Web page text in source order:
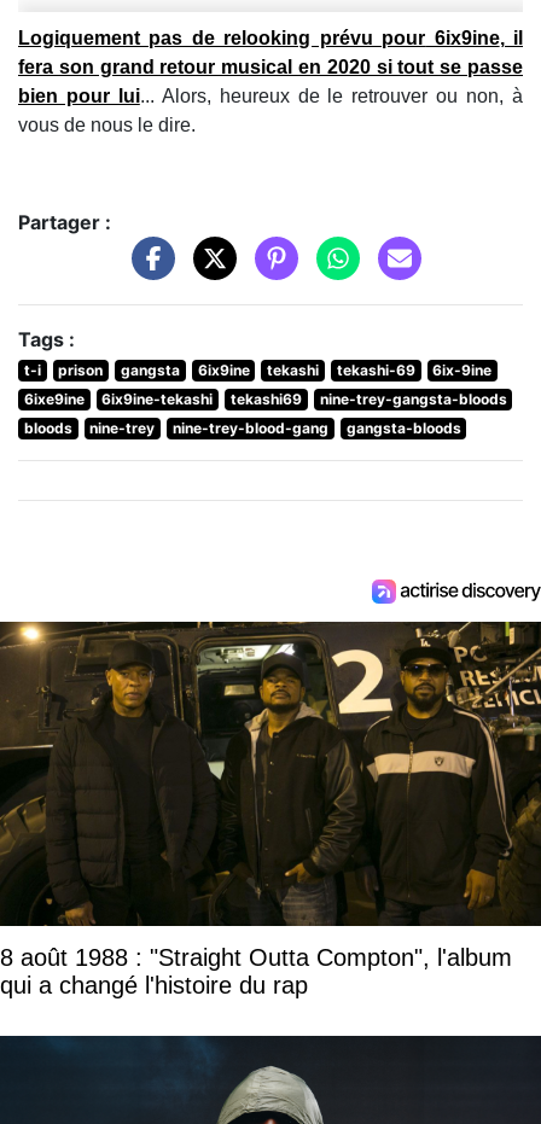
Logiquement pas de relooking prévu pour 6ix9ine, il
fera son grand retour musical en 2020 si tout se passe
bien pour lui... Alors, heureux de le retrouver ou non, à
vous de nous le dire.
Partager :
Tags :
t-i prison gangsta 6ix9ine tekashi tekashi-69
6ix-9ine
6ixe9ine
6ix9ine-tekashi tekashi69
nine-trey-gangsta-bloods
bloods
nine-trey nine-trey-blood-gang gangsta-bloods
8 août 1988 : "Straight Outta Compton", l'album
qui a changé l'histoire du rap